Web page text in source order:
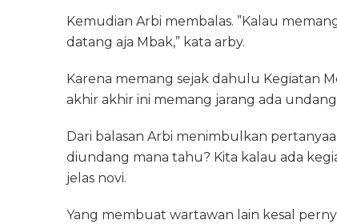
Kemudian Arbi membalas. ”Kalau
datang aja Mbak,” kata arby.
Karena memang sejak dahulu Kegiatan
akhir akhir ini memang jarang ada
Dari balasan Arbi menimbulkan
diundang mana tahu? Kita kalau ada
jelas novi.
Yang membuat wartawan lain kesal